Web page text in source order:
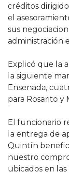
créditos
el
sus
administración
Explicó que la
la siguiente
Ensenada,
para Rosarito y
El funcionario
la entrega de
Quintín
nuestro
ubicados en las